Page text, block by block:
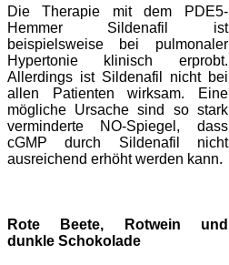
Die Therapie mit dem PDE5-
Hemmer Sildenafil ist
beispielsweise bei pulmonaler
Hypertonie klinisch erprobt.
Allerdings ist Sildenafil nicht bei
allen
Patienten wirksam. Eine
mögliche Ursache sind so stark
verminderte NO-Spiegel, dass
cGMP durch Sildenafil nicht
ausreichend erhöht werden kann.
Rote Beete, Rotwein und
dunkle Schokolade